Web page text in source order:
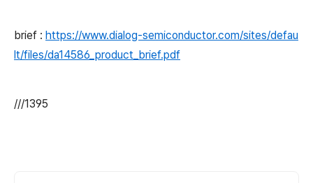
brief : https://www.dialog-semiconductor.com/sites/defau
lt/files/da14586_product_brief.pdf
///1395